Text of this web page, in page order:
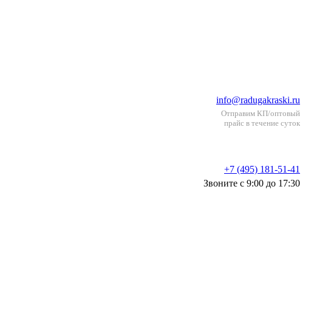
info@radugakraski.ru
Отправим КП/оптовый
прайс в течение суток
+7 (495) 181-51-41
Звоните с 9:00 до 17:30